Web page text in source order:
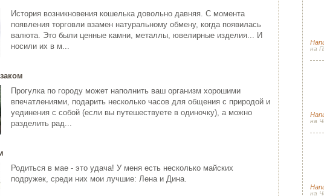
привлекательных, и в то же время
загадочных стран мира...
ЧИТАТЬ ДАЛЕЕ
Красивая лента придает хорошо
упакованному подарку изысканность,
подчеркивая ...
ХОРОШО БЫТЬ ДЕВУШКОЙ В РО…
Хорошо быть девушкой в розовом
Вот я снова стала причастной к
одному небольшому событию (а так
История возникновения кошелька довольно давняя. С момента
появления торговли взамен натуральному обмену, когда появилась
валюта. Это были ценные камни, металлы, ювелирные изделия... И
носили их в м...
Прогулка по городу может наполнить ваш организм хорошими
впечатлениями, подарить несколько часов для общения с природой и
уединения с собой (если вы путешествуете в одиночку), а можно
разделить рад...
Родиться в мае - это удача! У меня есть несколько майских
подружек, среди них мои лучшие: Лена и Дина.
Новогодняя
Весенний
на
на
на